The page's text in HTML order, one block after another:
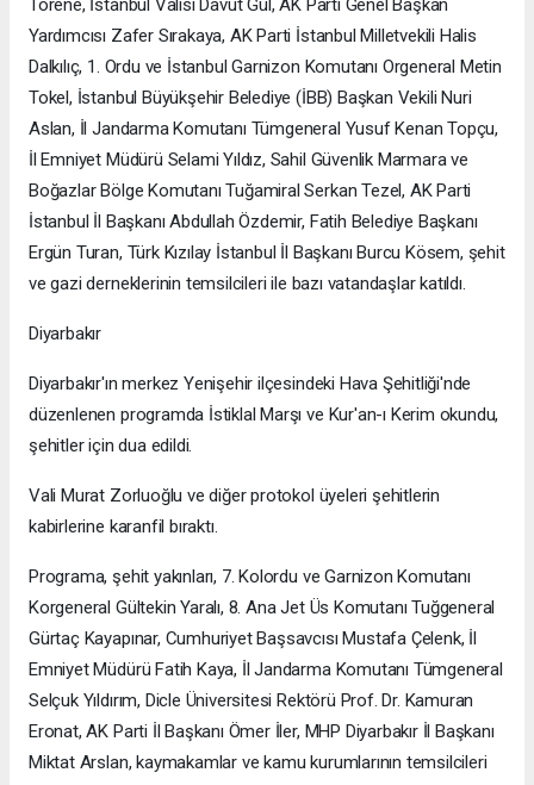
Törene, İstanbul Valisi Davut Gül, AK Parti Genel Başkan
Yardımcısı Zafer Sırakaya, AK Parti İstanbul Milletvekili Halis
Dalkılıç, 1. Ordu ve İstanbul Garnizon Komutanı Orgeneral Metin
Tokel, İstanbul Büyükşehir Belediye (İBB) Başkan Vekili Nuri
Aslan, İl Jandarma Komutanı Tümgeneral Yusuf Kenan Topçu,
İl Emniyet Müdürü Selami Yıldız, Sahil Güvenlik Marmara ve
Boğazlar Bölge Komutanı Tuğamiral Serkan Tezel, AK Parti
İstanbul İl Başkanı Abdullah Özdemir, Fatih Belediye Başkanı
Ergün Turan, Türk Kızılay İstanbul İl Başkanı Burcu Kösem, şehit
ve gazi derneklerinin temsilcileri ile bazı vatandaşlar katıldı.
Diyarbakır
Diyarbakır'ın merkez Yenişehir ilçesindeki Hava Şehitliği'nde
düzenlenen programda İstiklal Marşı ve Kur'an-ı Kerim okundu,
şehitler için dua edildi.
Vali Murat Zorluoğlu ve diğer protokol üyeleri şehitlerin
kabirlerine karanfil bıraktı.
Programa, şehit yakınları, 7. Kolordu ve Garnizon Komutanı
Korgeneral Gültekin Yaralı, 8. Ana Jet Üs Komutanı Tuğgeneral
Gürtaç Kayapınar, Cumhuriyet Başsavcısı Mustafa Çelenk, İl
Emniyet Müdürü Fatih Kaya, İl Jandarma Komutanı Tümgeneral
Selçuk Yıldırım, Dicle Üniversitesi Rektörü Prof. Dr. Kamuran
Eronat, AK Parti İl Başkanı Ömer İler, MHP Diyarbakır İl Başkanı
Miktat Arslan, kaymakamlar ve kamu kurumlarının temsilcileri